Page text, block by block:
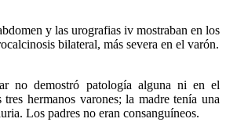
y las urografias iv mostraban en los
bilateral, más severa en el varón.
no demostró patología alguna ni en el
hermanos varones; la madre tenía una
Los padres no eran consanguíneos.